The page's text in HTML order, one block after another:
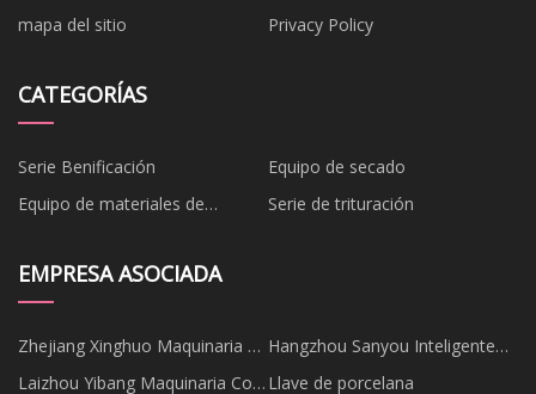
mapa del sitio
Privacy Policy
CATEGORÍAS
Serie Benificación
Equipo de secado
Equipo de materiales de
Serie de trituración
EMPRESA ASOCIADA
Zhejiang Xinghuo Maquinaria y
Electricidad Fábrica
Hangzhou Sanyou Inteligente
Mecánico Y Eléctrico Equipo
Laizhou Yibang Maquinaria Co., Llave de porcelana